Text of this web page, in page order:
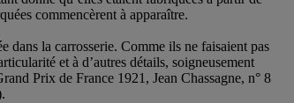
commencèrent à apparaître.
dans la carrosserie. Comme ils ne faisaient pas
et à d’autres détails, soigneusement
Prix de France 1921, Jean Chassagne, n° 8